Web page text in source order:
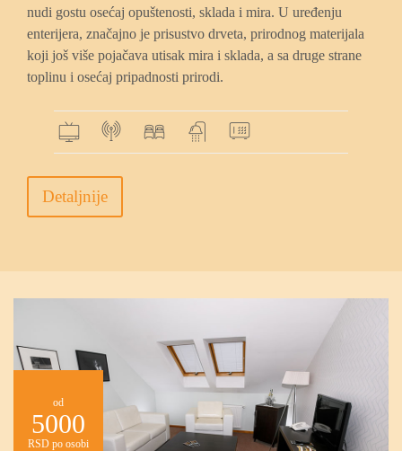
nudi gostu osećaj opuštenosti, sklada i mira. U uređenju
enterijera, značajno je prisustvo drveta, prirodnog materijala
koji još više pojačava utisak mira i sklada, a sa druge strane
toplinu i osećaj pripadnosti prirodi.
Detaljnije
od
5000
RSD po osobi